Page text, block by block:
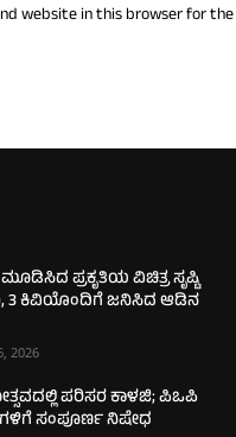
website in this browser for
ಪ್ರಕೃತಿಯ ವಿಚಿತ್ರ ಸೃಷ್ಟಿ
3 ಕಿವಿಯೊಂದಿಗೆ ಜನಿಸಿದ ಆಡಿನ
2026
ಪರಿಸರ ಕಾಳಜಿ; ಪಿಒಪಿ
ಸಂಪೂರ್ಣ ನಿಷೇಧ